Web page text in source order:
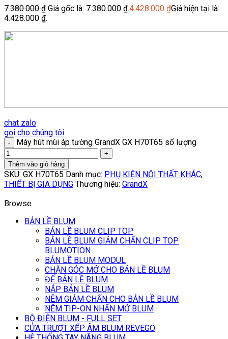
7.380.000₫ Giá gốc là: 7.380.000 ₫.4.428.000 ₫Giá hiện tại là:
4.428.000 ₫.
chat zalo
gọi cho chúng tôi
Máy hút mùi áp tường GrandX GX H70T65 số lượng
Thêm vào giỏ hàng
SKU: GX H70T65 Danh mục: PHỤ KIỆN NỘI THẤT KHÁC,
THIẾT BỊ GIA DỤNG Thương hiệu: GrandX
Browse
BẢN LỀ BLUM
BẢN LỀ BLUM CLIP TOP
BẢN LỀ BLUM GIẢM CHẤN CLIP TOP
BLUMOTION
BẢN LỀ BLUM MODUL
CHẶN GÓC MỞ CHO BẢN LỀ BLUM
ĐẾ BẢN LỀ BLUM
NẮP BẢN LỀ BLUM
NÊM GIẢM CHẤN CHO BẢN LỀ BLUM
NÊM TIP-ON NHẤN MỞ BLUM
BỘ ĐIỆN BLUM - FULL SET
CỬA TRƯỢT XẾP ÂM BLUM REVEGO